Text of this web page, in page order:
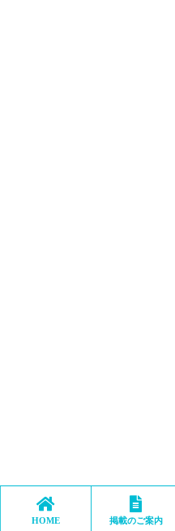
HOME 掲載のご案内